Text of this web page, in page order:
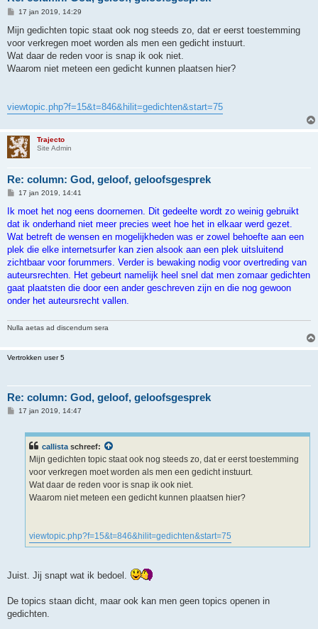
B
r
i
c
h
17 jan 2019, 14:29
Mijn gedichten topic staat ook nog steeds zo, dat er eerst toestemming
voor verkregen moet worden als men een gedicht instuurt.
Wat daar de reden voor is snap ik ook niet.
Waarom niet meteen een gedicht kunnen plaatsen hier?
viewtopic.php?f=15&t=846&hilit=gedichten&start=75
Trajecto
Site Admin
Re: column: God, geloof, geloofsgesprek
B
c
h
17 jan 2019, 14:41
Ik moet het nog eens doornemen. Dit gedeelte wordt zo weinig gebruikt
dat ik onderhand niet meer precies weet hoe het in elkaar werd gezet.
Wat betreft de wensen en mogelijkheden was er zowel behoefte aan een
plek die elke internetsurfer kan zien alsook aan een plek uitsluitend
zichtbaar voor forummers. Verder is bewaking nodig voor overtreding van
auteursrechten. Het gebeurt namelijk heel snel dat men zomaar gedichten
gaat plaatsten die door een ander geschreven zijn en die nog gewoon
onder het auteursrecht vallen.
Nulla aetas ad discendum sera
Vertrokken user 5
Re: column: God, geloof, geloofsgesprek
B17 jan 2019, 14:47
callista schreef:
Mijn gedichten topic staat ook nog steeds zo, dat er eerst toestemming
voor verkregen moet worden als men een gedicht instuurt.
Wat daar de reden voor is snap ik ook niet.
Waarom niet meteen een gedicht kunnen plaatsen hier?
viewtopic.php?f=15&t=846&hilit=gedichten&start=75
Juist. Jij snapt wat ik bedoel.
De topics staan dicht, maar ook kan men geen topics openen in
gedichten.